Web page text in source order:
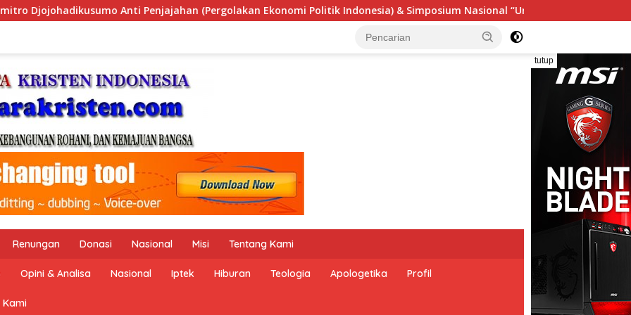
Ekonomi Politik Indonesia) & Simposium Nasional “Urgensi Undang-Undang Perekonomian Nasional dan
tutup
Renungan Donasi Nasional Misi Tentang Kami
Opini & Analisa Nasional Iptek Hiburan Teologia Apologetika Profil
Kami